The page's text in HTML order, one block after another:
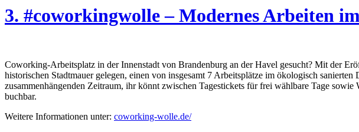
3. #coworkingwolle – Modernes Arbeiten
Coworking-Arbeitsplatz in der Innenstadt von Brandenburg an der Havel gesucht? Mit der
historischen Stadtmauer gelegen, einen von insgesamt 7 Arbeitsplätze im ökologisch
zusammenhängenden Zeitraum, ihr könnt zwischen Tagestickets für frei wählbare Tage
buchbar.
Weitere Informationen unter: coworking-wolle.de/